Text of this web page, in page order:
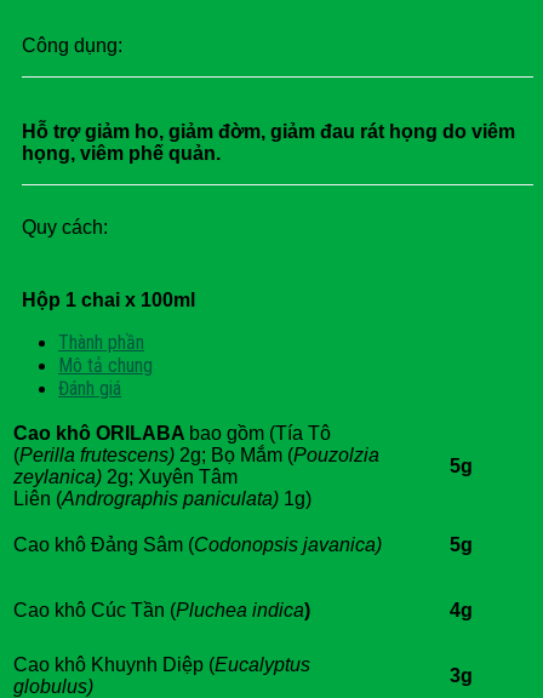
Công dụng:
Hỗ trợ giảm ho, giảm đờm, giảm đau rát họng do viêm
họng, viêm phế quản.
Quy cách:
Hộp 1 chai x 100ml
Thành phần
Mô tả chung
Đánh giá
Cao khô ORILABA bao gồm (Tía Tô
(Perilla frutescens) 2g; Bọ Mắm (Pouzolzia
zeylanica) 2g; Xuyên Tâm
Liên (Andrographis paniculata) 1g)
5g
Cao khô Đảng Sâm (Codonopsis javanica) 5g
Cao khô Cúc Tần (Pluchea indica) 4g
Cao khô Khuynh Diệp (Eucalyptus
globulus)
3g